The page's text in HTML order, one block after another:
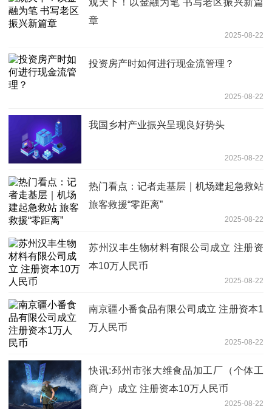
观天下！以金融为笔 书写老区振兴新篇
章
2025-08-22
投资房产时如何进行现金流管理？
2025-08-22
我国乡村产业振兴呈现良好势头
2025-08-22
热门看点：记者走基层｜机场建起急救站
旅客救援“零距离”
2025-08-22
苏州汉丰生物材料有限公司成立 注册资
本10万人民币
2025-08-22
南京疆小番食品有限公司成立 注册资本1
万人民币
2025-08-22
快讯:邳州市张大维食品加工厂（个体工
商户）成立 注册资本10万人民币
2025-08-22